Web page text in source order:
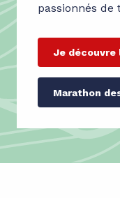
passionnés de
Je découvre
Marathon